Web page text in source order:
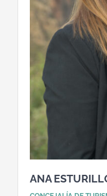
ANA